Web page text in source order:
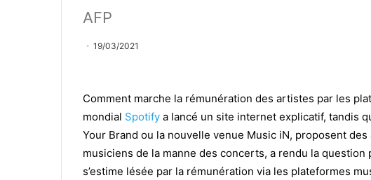
AFP
19/03/2021
Comment marche la rémunération des artistes par les
mondial Spotify a lancé un site internet explicatif, tandis
Your Brand ou la nouvelle venue Music iN, proposent
musiciens de la manne des concerts, a rendu la
s’estime lésée par la rémunération via les plateformes